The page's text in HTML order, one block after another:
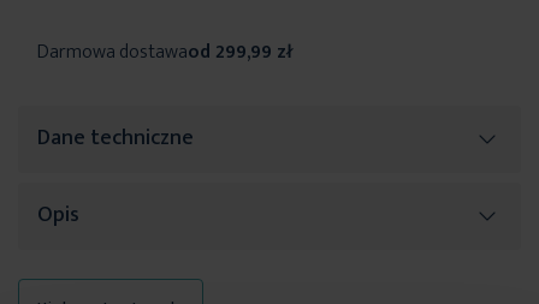
Darmowa dostawaod 299,99 zł
Dane techniczne
Więcej
SKU
Rozmiar (szer. x dł.)
Opis
upięcie zasłon lub firan